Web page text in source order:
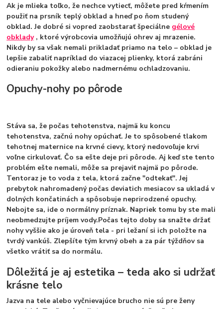
Ak je mlieka toľko, že nechce vytiecť, môžete pred kŕmením
použiť na prsník teplý obklad a hneď po ňom studený
obklad. Je dobré si vopred zaobstarať špeciálne gélové
obklady, ktoré výrobcovia umožňujú ohrev aj mrazenie.
Nikdy by sa však nemali prikladať priamo na telo – obklad je
lepšie zabaliť napríklad do viazacej plienky, ktorá zabráni
odieraniu pokožky alebo nadmernému ochladzovaniu.
Opuchy-nohy po pôrode
Stáva sa, že počas tehotenstva, najmä ku koncu
tehotenstva, začnú nohy opúchať. Je to spôsobené tlakom
tehotnej maternice na krvné cievy, ktorý nedovoľuje krvi
voľne cirkulovať. Čo sa ešte deje pri pôrode. Aj keď ste tento
problém ešte nemali, môže sa prejaviť najmä po pôrode.
Tentoraz je to voda z tela, ktorá začne "odtekať". Jej
prebytok nahromadený počas deviatich mesiacov sa ukladá v
dolných končatinách a spôsobuje neprirodzené opuchy.
Nebojte sa, ide o normálny príznak. Napriek tomu by ste mali
neobmedzujte príjem vody.Počas tejto doby sa snažte držať
nohy vyššie ako je úroveň tela - pri ležaní si ich položte na
tvrdý vankúš. Zlepšíte tým krvný obeh a za pár týždňov sa
všetko vrátiť sa do normálu.
Dôležitá je aj estetika – teda ako si udržať
krásne telo
Jazva na tele alebo vyčnievajúce brucho nie sú pre ženy